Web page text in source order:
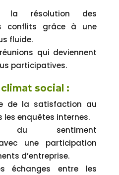
la résolution des
conflits grâce à une
fluide.
qui deviennent
participatives.
social :
de la satisfaction au
les enquêtes internes.
du sentiment
une participation
d’entreprise.
échanges entre les